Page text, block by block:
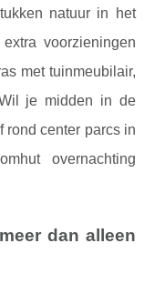
natuur in het
voorzieningen
met tuinmeubilair,
je midden in de
rond center parcs in
overnachting
dan alleen